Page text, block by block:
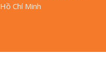
Hồ Chí Minh